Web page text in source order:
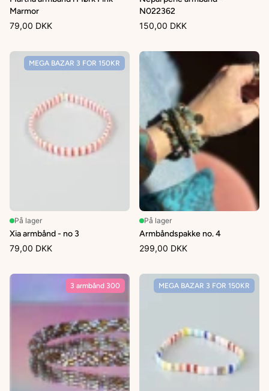
Marmor
79,00 DKK
N022362
150,00 DKK
MEGA BAZAR 3 FOR 150KR
På lager
Xia armbånd - no 3
79,00 DKK
På lager
Armbåndspakke no. 4
299,00 DKK
3 armbånd 300 MEGA BAZAR 3 FOR 150KR